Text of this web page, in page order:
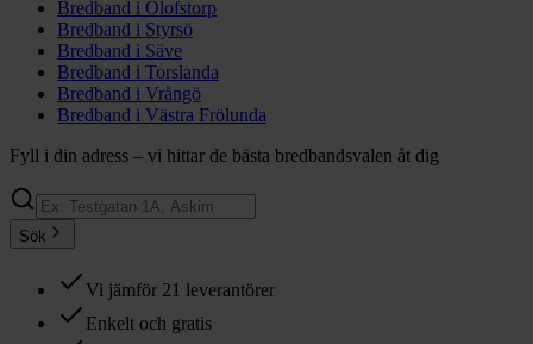
Bredband i Olofstorp
Bredband i Styrsö
Bredband i Säve
Bredband i Torslanda
Bredband i Vrångö
Bredband i Västra Frölunda
Fyll i din adress – vi hittar de bästa bredbandsvalen åt dig
Sök
Vi jämför 21 leverantörer
Enkelt och gratis